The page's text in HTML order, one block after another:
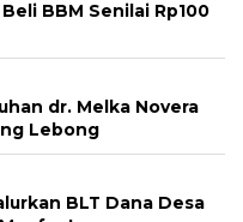
BBM Senilai Rp100
dr. Melka Novera
Lebong
BLT Dana Desa